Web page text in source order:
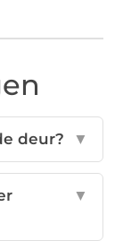
deur? ▼
▼